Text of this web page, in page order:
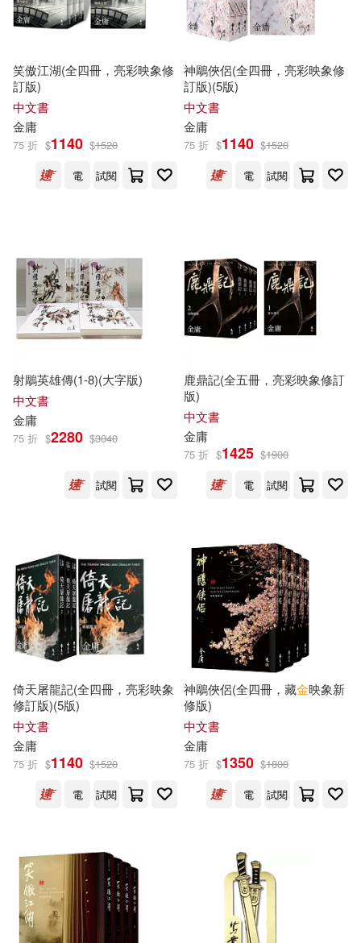
笑傲江湖(全四冊，亮彩映象修
訂版)
中文書
金庸
75 折 $1140 $1520
電
試閱
神鵰俠侶(全四冊，亮彩映象修
訂版)(5版)
中文書
金庸
75 折 $1140 $1520
電
試閱
射鵰英雄傳(1-8)(大字版)
中文書
金庸
75 折 $2280 $3040
試閱
鹿鼎記(全五冊，亮彩映象修訂
版)
中文書
金庸
75 折 $1425 $1900
電
試閱
倚天屠龍記(全四冊，亮彩映象
修訂版)(5版)
中文書
金庸
75 折 $1140 $1520
電
試閱
神鵰俠侶(全四冊，藏金映象新
修版)
中文書
金庸
75 折 $1350 $1800
電
試閱